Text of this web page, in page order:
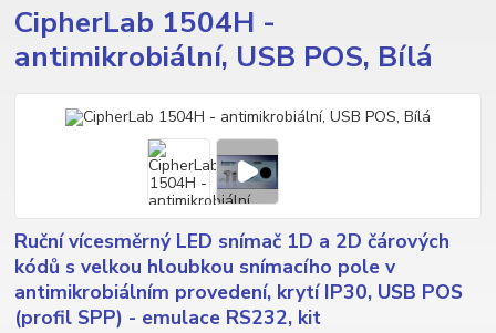
CipherLab 1504H -
antimikrobiální, USB POS, Bílá
Ruční vícesměrný LED snímač 1D a 2D čárových
kódů s velkou hloubkou snímacího pole v
antimikrobiálním provedení, krytí IP30, USB POS
(profil SPP) - emulace RS232, kit